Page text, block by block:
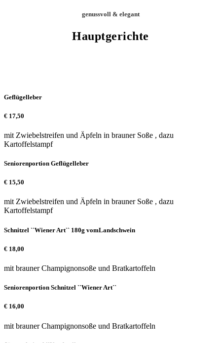
genussvoll & elegant
Hauptgerichte
Geflügelleber
€ 17,50
mit Zwiebelstreifen und Äpfeln in brauner Soße , dazu
Kartoffelstampf
Seniorenportion Geflügelleber
€ 15,50
mit Zwiebelstreifen und Äpfeln in brauner Soße , dazu
Kartoffelstampf
Schnitzel ``Wiener Art`` 180g vomLandschwein
€ 18,00
mit brauner Champignonsoße und Bratkartoffeln
Seniorenportion Schnitzel ``Wiener Art``
€ 16,00
mit brauner Champignonsoße und Bratkartoffeln